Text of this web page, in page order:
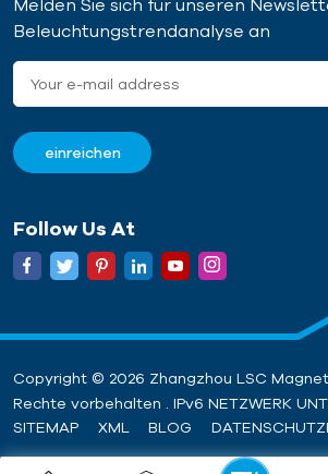
Melden Sie sich für unseren
Beleuchtungstrendanalyse an
Follow Us At
Copyright © 2026 Zhangzhou LSC
Rechte vorbehalten . IPv6 NETZWERK
SITEMAP
XML BLOG